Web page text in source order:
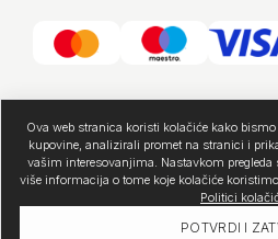
Ova web stranica koristi kolačiće kako
kupovine, analizirali promet na stranici i
vašim interesovanjima. Nastavkom pregleda
više informacija o tome koje kolačiće
Politici
POTVRDI I